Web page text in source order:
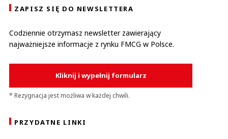
ZAPISZ SIĘ DO NEWSLETTERA
Codziennie otrzymasz newsletter zawierający
najważniejsze informacje z rynku FMCG w Polsce.
Kliknij i wypełnij formularz
* Rezygnacja jest możliwa w każdej chwili.
PRZYDATNE LINKI